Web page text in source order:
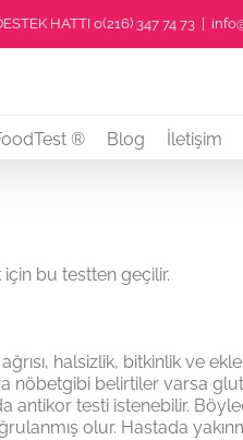
HATTI 0(216) 347 74 73
® Blog İletişim
için bu testten geçilir.
halsizlik, bitkinlik ve
nöbetgibi belirtiler varsa
antikor testi istenebilir.
olur. Hastada